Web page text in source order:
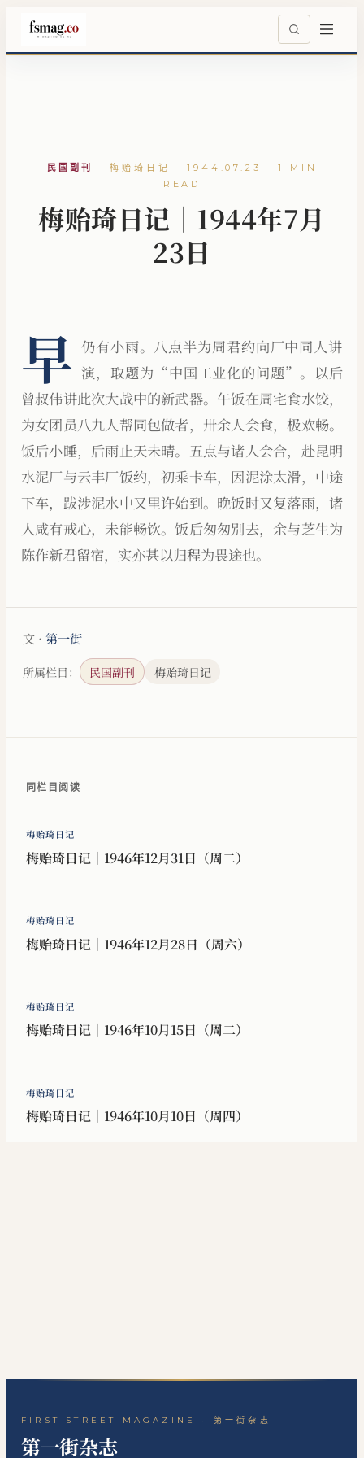
民国副刊 ·梅贻琦日记 · 1944.07.23 · 1 MIN
READ
梅贻琦日记｜1944年7月
23日
早 仍有小雨。八点半为周君约向厂中同人讲
演，取题为“中国工业化的问题”。以后
曾叔伟讲此次大战中的新武器。午饭在周宅食水饺，
为女团员八九人帮同包做者，卅余人会食，极欢畅。
饭后小睡，后雨止天未晴。五点与诸人会合，赴昆明
水泥厂与云丰厂饭约，初乘卡车，因泥涂太滑，中途
下车，跋涉泥水中又里许始到。晚饭时又复落雨，诸
人咸有戒心，未能畅饮。饭后匆匆别去，余与芝生为
陈作新君留宿，实亦甚以归程为畏途也。
文 · 第一街
所属栏目： 民国副刊 梅贻琦日记
同栏目阅读
梅贻琦日记
梅贻琦日记｜1946年12月31日（周二）
梅贻琦日记
梅贻琦日记｜1946年12月28日（周六）
梅贻琦日记
梅贻琦日记｜1946年10月15日（周二）
梅贻琦日记
梅贻琦日记｜1946年10月10日（周四）
FIRST STREET MAGAZINE · 第一街杂志
第一街杂志